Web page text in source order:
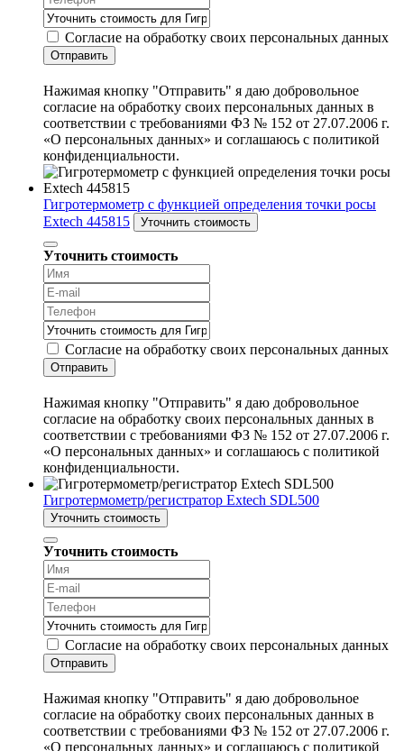
Согласие на обработку своих персональных данных
Отправить
Нажимая кнопку "Отправить" я даю добровольное
согласие на обработку своих персональных данных в
соответствии с требованиями ФЗ № 152 от 27.07.2006 г.
«О персональных данных» и соглашаюсь с политикой
конфиденциальности.
Гигротермометр с функцией определения точки росы
Extech 445815
Уточнить стоимость
Уточнить стоимость
Согласие на обработку своих персональных данных
Отправить
Нажимая кнопку "Отправить" я даю добровольное
согласие на обработку своих персональных данных в
соответствии с требованиями ФЗ № 152 от 27.07.2006 г.
«О персональных данных» и соглашаюсь с политикой
конфиденциальности.
Гигротермометр/регистратор Extech SDL500
Уточнить стоимость
Уточнить стоимость
Согласие на обработку своих персональных данных
Отправить
Нажимая кнопку "Отправить" я даю добровольное
согласие на обработку своих персональных данных в
соответствии с требованиями ФЗ № 152 от 27.07.2006 г.
«О персональных данных» и соглашаюсь с политикой